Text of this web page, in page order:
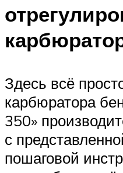
Здесь всё
карбюратора
350»
с
пошаговой